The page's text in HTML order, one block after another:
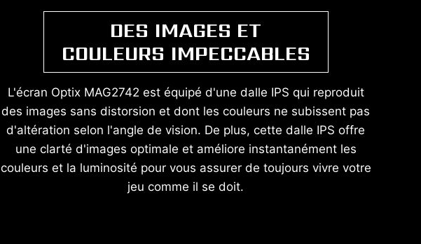
DES IMAGES ET
COULEURS IMPECCABLES
L'écran Optix MAG2742 est équipé d'une dalle IPS qui reproduit
des images sans distorsion et dont les couleurs ne subissent pas
d'altération selon l'angle de vision. De plus, cette dalle IPS offre
une clarté d'images optimale et améliore instantanément les
couleurs et la luminosité pour vous assurer de toujours vivre votre
jeu comme il se doit.